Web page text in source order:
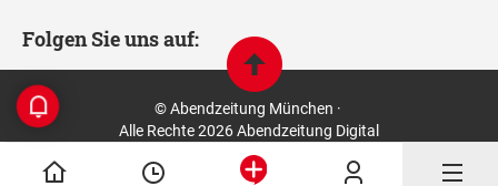
Folgen Sie uns auf:
© Abendzeitung München ·
Alle Rechte 2026 Abendzeitung Digital